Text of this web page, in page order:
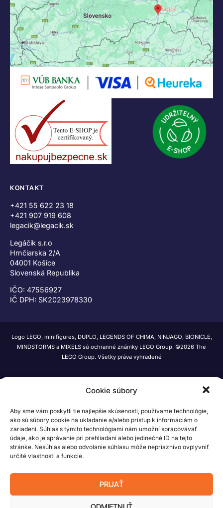
Cookie súbory
Aby sme vám poskytli tie najlepšie skúsenosti, používame technológie,
ako sú súbory cookie na ukladanie a/alebo prístup k informáciám o
zariadení. Súhlas s týmito technológiami nám umožní spracovávať
údaje, ako je správanie pri prehliadaní alebo jedinečné ID na tejto
stránke. Nesúhlas alebo odvolanie súhlasu môže nepriaznivo ovplyvniť
určité vlastnosti a funkcie.
PRIJAŤ
KONTAKT
+421 55 622 23 18
+421 907 919 608
legacik@legacik.sk
Legáčik s.r.o
Hrnčiarska 2/A
04001 Košice
Slovenská Republika
IČO: 47556927
IČ DPH: SK2023978330
Logo LEGO, minifigures, DUPLO, LEGENDS OF CHIMA, NINJAGO, BIONICLE,
MINDSTORMS a MIXELS sú ochranné známky LEGO Group. ©2026 The
LEGO Group. Všetky práva vyhradené